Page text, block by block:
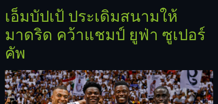
เอ็มบัปเป้ ประเดิมสนามให้
มาดริด คว้าแชมป์ ยูฟ่า ซูเปอร์
คัพ